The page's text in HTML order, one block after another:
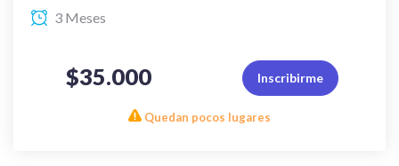
3 Meses
$35.000 Inscribirme
Quedan pocos lugares